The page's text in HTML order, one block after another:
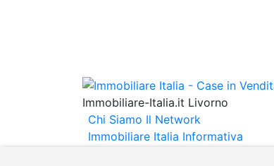
Immobiliare-Italia.it Livorno
Chi Siamo Il Network
Immobiliare Italia Informativa